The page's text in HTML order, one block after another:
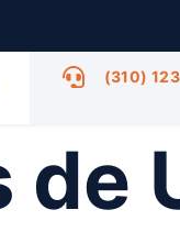
(310)
de